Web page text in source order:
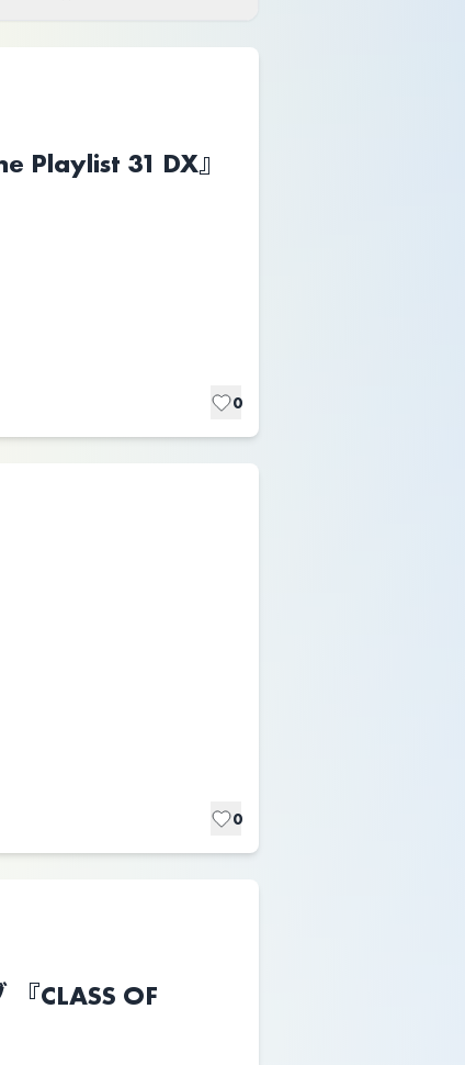
Playlist 31 DX』
0
0
CLASS OF